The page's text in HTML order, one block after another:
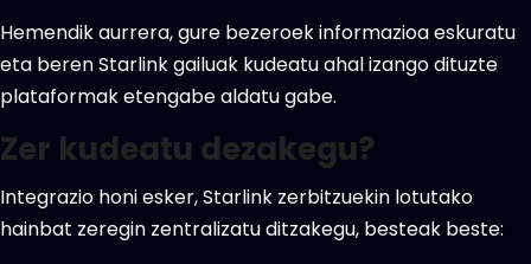
Hemendik aurrera, gure bezeroek informazioa eskuratu
eta beren Starlink gailuak kudeatu ahal izango dituzte
plataformak etengabe aldatu gabe.
Zer kudeatu dezakegu?
Integrazio honi esker, Starlink zerbitzuekin lotutako
hainbat zeregin zentralizatu ditzakegu, besteak beste: